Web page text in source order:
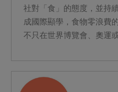
社對「食」的態度，並持
成國際顯學，食物零浪費
不只在世界博覽會、奧運